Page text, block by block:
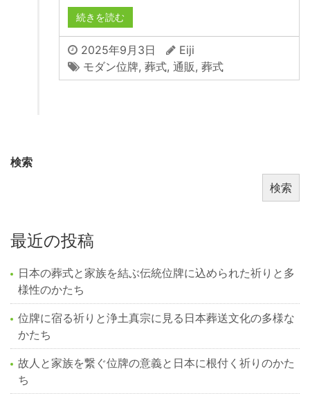
続きを読む
2025年9月3日
Eiji
モダン位牌, 葬式, 通販, 葬式
検索
検索
最近の投稿
日本の葬式と家族を結ぶ伝統位牌に込められた祈りと多
様性のかたち
位牌に宿る祈りと浄土真宗に見る日本葬送文化の多様な
かたち
故人と家族を繋ぐ位牌の意義と日本に根付く祈りのかた
ち